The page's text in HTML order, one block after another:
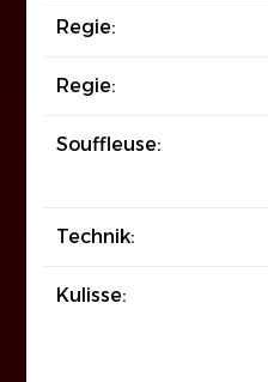
Regie:
Regie:
Souffleuse:
Technik:
Kulisse: